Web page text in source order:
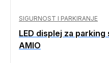
SIGURNOST I PARKIRANJE
LED displej za
AMIO